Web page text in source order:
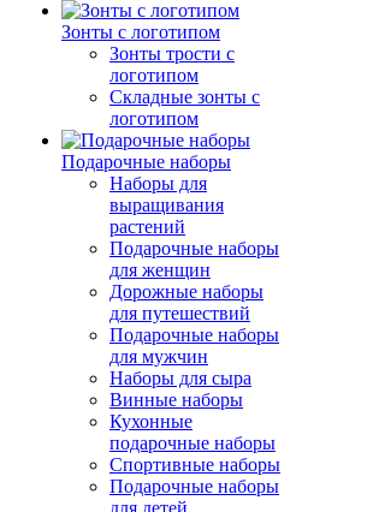
Зонты с логотипом
Зонты трости с
логотипом
Складные зонты с
логотипом
Подарочные наборы
Наборы для
выращивания
растений
Подарочные наборы
для женщин
Дорожные наборы
для путешествий
Подарочные наборы
для мужчин
Наборы для сыра
Винные наборы
Кухонные
подарочные наборы
Спортивные наборы
Подарочные наборы
для детей